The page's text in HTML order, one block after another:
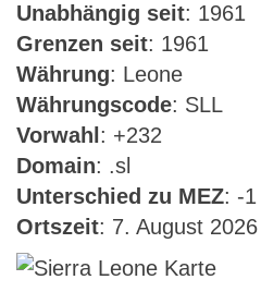
Unabhängig seit: 1961
Grenzen seit: 1961
Währung: Leone
Währungscode: SLL
Vorwahl : +232
Domain: .sl
Unterschied zu MEZ: -1
Ortszeit: 7. August